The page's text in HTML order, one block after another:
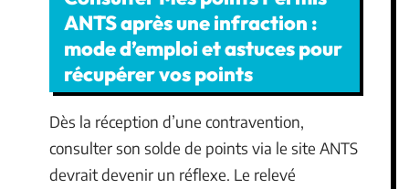
ANTS après une infraction :
mode d’emploi et astuces pour
récupérer vos points
Dès la réception d’une contravention,
consulter son solde de points via le site ANTS
devrait devenir un réflexe. Le relevé